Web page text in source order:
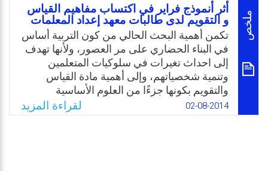
ملخص
أثر أنموذج فراير في اكتساب مفاهيم القياس
و التقويم لدى طالبات معهد إعداد المعلمات
تكمن أهمية البحث الحالي من كون التربية أساس
في البناء الحضاري على مر العصور، ولأنها تهدف
إلى احداث تغيرات في سلوكيات المتعلمين
وتنمية شخصياتهم، وإلى أهمية مادة القياس
والتقويم بكونها جزءًا من العلوم الأساسية
الأنسانية إذ تعمل على توسيع قدرات المتعلمين
وتزويدهم بالمعرفة والثقافة، وتعد من المواد
02-08-2014 لقراءة المزيد